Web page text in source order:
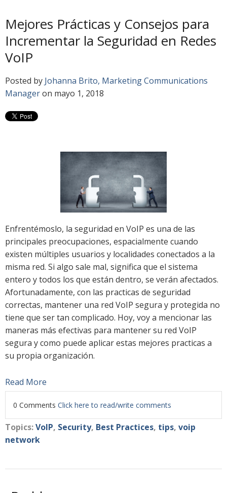
Mejores Prácticas y Consejos para
Incrementar la Seguridad en Redes
VoIP
Posted by Johanna Brito, Marketing Communications
Manageron mayo 1, 2018
Enfrentémoslo, la seguridad en VoIP es una de las
principales preocupaciones, espacialmente cuando
existen múltiples usuarios y localidades conectados a la
misma red. Si algo sale mal, significa que el sistema
entero y todos los que están dentro, se verán afectados.
Afortunadamente, con las practicas de seguridad
correctas, mantener una red VoIP segura y protegida no
tiene que ser tan complicado. Hoy, voy a mencionar las
maneras más efectivas para mantener su red VoIP
segura y como puede aplicar estas mejores practicas a
su propia organización.
Read More
0 Comments Click here to read/write comments
Topics:VoIP, Security, Best Practices, tips, voip
network